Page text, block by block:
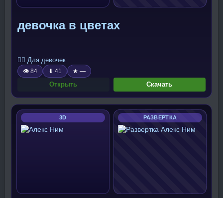
девочка в цветах
🧍‍♀️ Для девочек
👁 84 ⬇ 41 ★ —
Открыть Скачать
3D РАЗВЕРТКА